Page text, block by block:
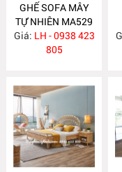
GHẾ SOFA MÂY
TỰ NHIÊN MA529
Giá: LH - 0938 423
805